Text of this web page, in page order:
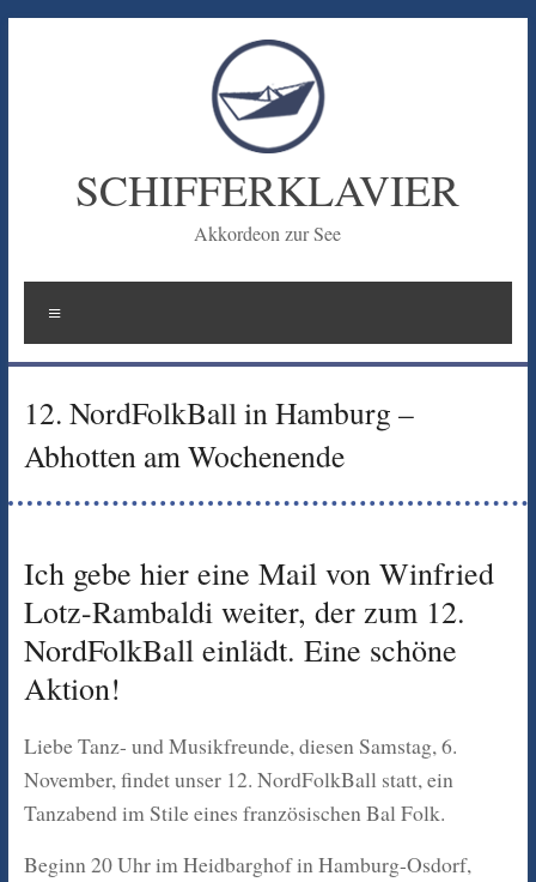
SCHIFFERKLAVIER
Akkordeon zur See
12. NordFolkBall in Hamburg –
Abhotten am Wochenende
Ich gebe hier eine Mail von Winfried
Lotz-Rambaldi weiter, der zum 12.
NordFolkBall einlädt. Eine schöne
Aktion!
Liebe Tanz- und Musikfreunde, diesen Samstag, 6.
November, findet unser 12. NordFolkBall statt, ein
Tanzabend im Stile eines französischen Bal Folk.
Beginn 20 Uhr im Heidbarghof in Hamburg-Osdorf,